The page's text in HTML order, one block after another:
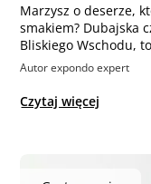
Marzysz o deserze,
smakiem? Dubajska
Bliskiego Wschodu,
Autor expondo expert
Czytaj więcej